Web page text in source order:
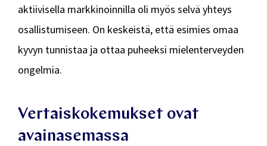
aktiivisella markkinoinnilla oli myös selvä yhteys
osallistumiseen. On keskeistä, että esimies omaa
kyvyn tunnistaa ja ottaa puheeksi mielenterveyden
ongelmia.
Vertaiskokemukset ovat
avainasemassa